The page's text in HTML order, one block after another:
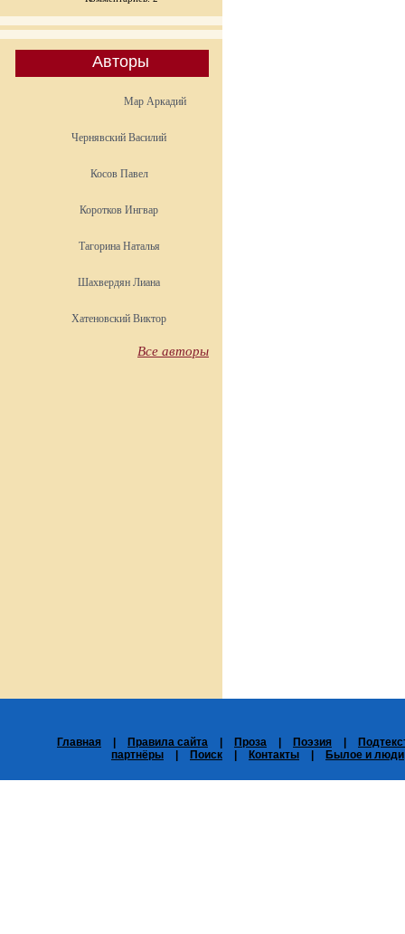
Авторы
Мар Аркадий
Чернявский Василий
Косов Павел
Коротков Ингвар
Тагорина Наталья
Шахвердян Лиана
Хатеновский Виктор
Все авторы
Главная Правила сайта Проза Поэзия
партнёры
Поиск Контакты Былое и люди